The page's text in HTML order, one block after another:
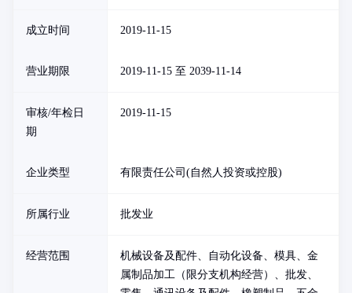
成立时间 2019-11-15
营业期限 2019-11-15 至 2039-11-14
审核/年检日
期
2019-11-15
企业类型 有限责任公司(自然人投资或控股)
所属行业 批发业
经营范围
机械设备及配件、自动化设备、模具、金
属制品加工（限分支机构经营）、批发、